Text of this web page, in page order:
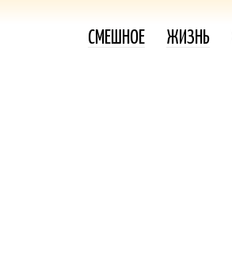
СМЕШНОЕ ЖИЗНЬ